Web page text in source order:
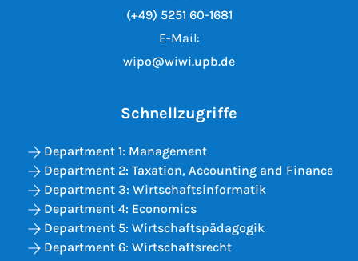
(+49) 5251 60-1681
E-Mail:
wipo@wiwi.upb.de
Schnellzugriffe
Department 1: Management
Department 2: Taxation, Accounting and Finance
Department 3: Wirtschaftsinformatik
Department 4: Economics
Department 5: Wirtschaftspädagogik
Department 6: Wirtschaftsrecht